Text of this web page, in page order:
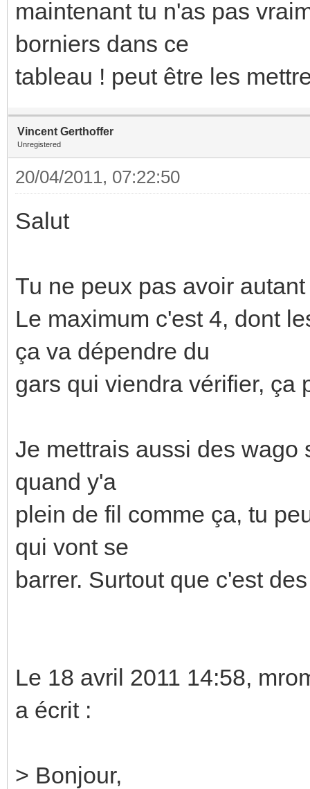
maintenant tu n'as pas
borniers dans ce
tableau ! peut être les
Vincent Gerthoffer
Unregistered
20/04/2011, 07:22:50
Salut
Tu ne peux pas avoir
Le maximum c'est 4, dont
ça va dépendre du
gars qui viendra vérifier, ça
Je mettrais aussi des wago
quand y'a
plein de fil comme ça, tu
qui vont se
barrer. Surtout que c'est
Le 18 avril 2011 14:58,
a écrit :
> Bonjour,